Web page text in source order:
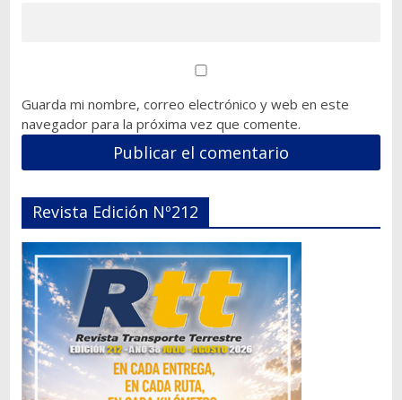
Guarda mi nombre, correo electrónico y web en este
navegador para la próxima vez que comente.
Revista Edición Nº212